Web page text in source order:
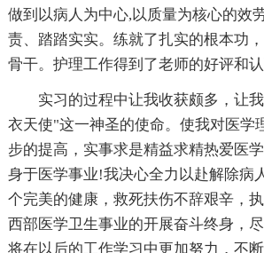
做到以病人为中心,以质量为核心的效
责、踏踏实实。练就了扎实的根本功
骨干。护理工作得到了老师的好评和认
实习的过程中让我收获颇多，让我
衣天使"这一神圣的使命。使我对医学
步的提高，实事求是精益求精热爱医
身于医学事业!我决心全力以赴解除病
个完美的健康，救死扶伤不辞艰辛，
西部医学卫生事业的开展奋斗终身，
将在以后的工作学习中更加努力，不